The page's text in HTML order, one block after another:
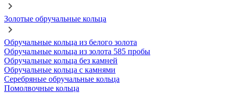
Золотые обручальные кольца
Обручальные кольца из белого золота
Обручальные кольца из золота 585 пробы
Обручальные кольца без камней
Обручальные кольца с камнями
Серебряные обручальные кольца
Помолвочные кольца